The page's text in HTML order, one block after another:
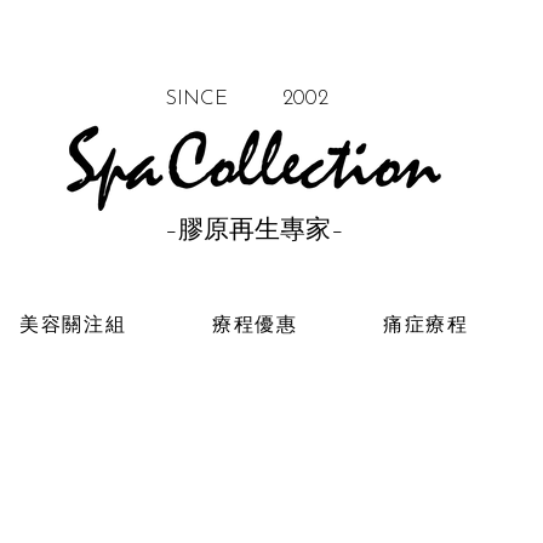
SINCE 2002
–膠原再生專家–
美容關注組 療程優惠 痛症療程